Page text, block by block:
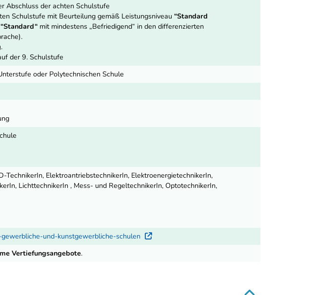
Abschluss der achten Schulstufe
Schulstufe mit Beurteilung gemäß Leistungsniveau“Standard
“Standard“ mit mindestens „Befriedigend“ in den differenzierten
.
der 9. Schulstufe
oder Polytechnischen Schule
ElektroantriebstechnikerIn, ElektroenergietechnikerIn,
LichttechnikerIn , Mess- und RegeltechnikerIn, OptotechnikerIn,
und-kunstgewerbliche-schulen Externer Link
Vertiefungsangebote.